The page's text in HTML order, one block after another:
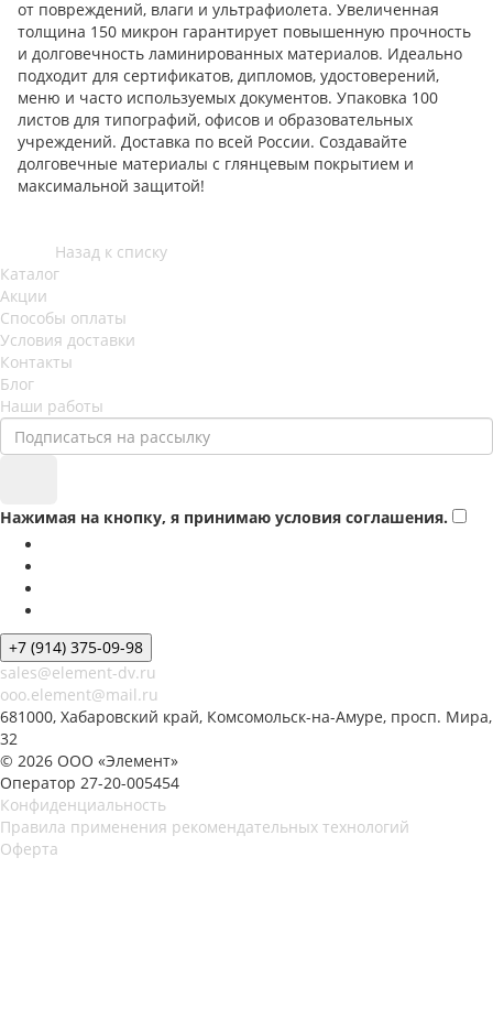
от повреждений, влаги и ультрафиолета. Увеличенная
толщина 150 микрон гарантирует повышенную прочность
и долговечность ламинированных материалов. Идеально
подходит для сертификатов, дипломов, удостоверений,
меню и часто используемых документов. Упаковка 100
листов для типографий, офисов и образовательных
учреждений. Доставка по всей России. Создавайте
долговечные материалы с глянцевым покрытием и
максимальной защитой!
Назад к списку
Каталог
Акции
Способы оплаты
Условия доставки
Контакты
Блог
Наши работы
Нажимая на кнопку, я принимаю условия соглашения.
+7 (914) 375-09-98
sales@element-dv.ru
ooo.element@mail.ru
681000, Хабаровский край, Комсомольск-на-Амуре, просп. Мира,
32
© 2026 ООО «Элемент»
Оператор 27-20-005454
Конфиденциальность
Правила применения рекомендательных технологий
Оферта